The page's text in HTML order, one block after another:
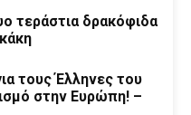
τεράστια δρακόφιδα
τους Έλληνες του
στην Ευρώπη! –